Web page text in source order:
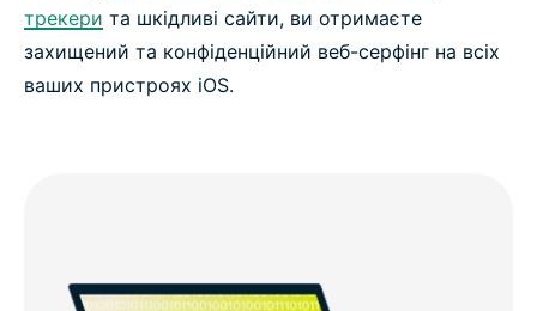
трекери та шкідливі сайти, ви отримаєте
захищений та конфіденційний веб-серфінг на всіх
ваших пристроях iOS.